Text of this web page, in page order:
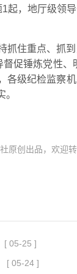
起，地厅级领
住重点、抓
促锤炼党性
级纪检监察
创出品，欢迎
[ 05-25 ]
[ 05-24 ]